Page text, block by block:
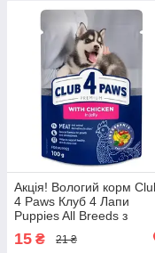
Акція! Вологий корм
4 Paws Клуб 4 Лапи
Puppies All Breeds з
куркою в желе для
цуценят, 100 гр від 24
15 ₴ 21 ₴